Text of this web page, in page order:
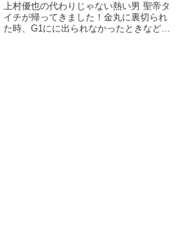
上村優也の代わりじゃない熱い男 聖帝タ
イチが帰ってきました！金丸に裏切られ
た時、G1にに出られなかったときなど、